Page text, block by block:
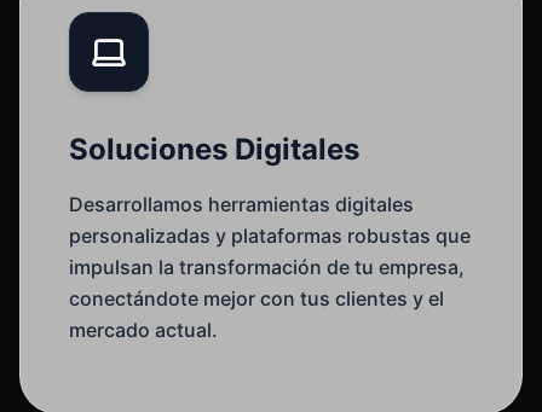
Soluciones Digitales
Desarrollamos herramientas digitales
personalizadas y plataformas robustas que
impulsan la transformación de tu empresa,
conectándote mejor con tus clientes y el
mercado actual.